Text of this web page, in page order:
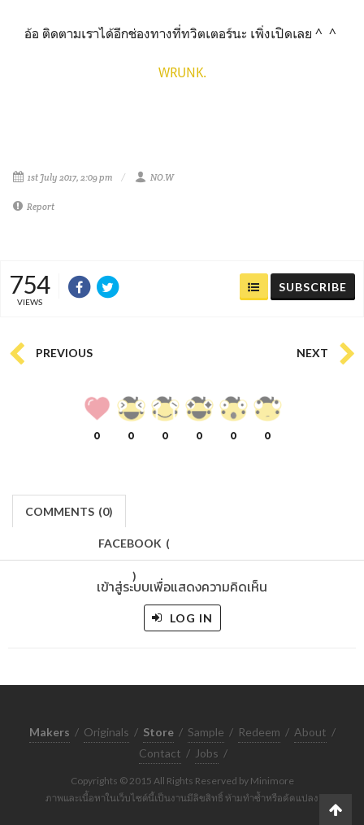
อ้อ ติดตามเราได้อีกช่องทางที่ทวิตเตอร์นะ เพิ่งเปิดเลย ^ ^
WRUNK.
1st July 2017, 2:09 pm NO.W
Report
754
VIEWS
SUBSCRIBE
PREVIOUS NEXT
0 0 0 0 0 0
COMMENTS (0)
FACEBOOK (
)
เข้าสู่ระบบเพื่อแสดงความคิดเห็น
LOG IN
Makers / Originals / Store / Sample / Redeem / About /
Contact / Jobs /
Copyrights © 2015 All Rights Reserved by Minimore
ภาพและเนื้อหาในเว็บไซต์นี้เป็นงานมีลิขสิทธิ์ ห้ามทำซ้ำหรือดัดแปลง